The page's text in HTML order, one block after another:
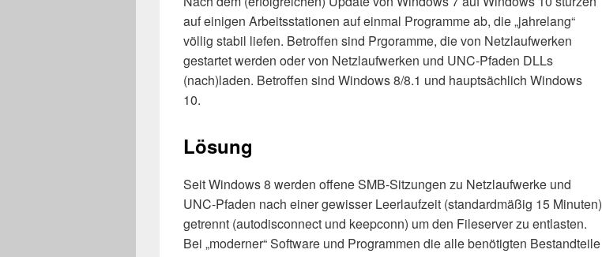
auf einigen Arbeitsstationen auf einmal Programme ab, die „jahrelang“
völlig stabil liefen. Betroffen sind Prgoramme, die von Netzlaufwerken
gestartet werden oder von Netzlaufwerken und UNC-Pfaden DLLs
(nach)laden. Betroffen sind Windows 8/8.1 und hauptsächlich Windows
10.
Lösung
Seit Windows 8 werden offene SMB-Sitzungen zu Netzlaufwerke und
UNC-Pfaden nach einer gewisser Leerlaufzeit (standardmäßig 15 Minuten)
getrennt (autodisconnect und keepconn) um den Fileserver zu entlasten.
Bei „moderner“ Software und Programmen die alle benötigten Bestandteile